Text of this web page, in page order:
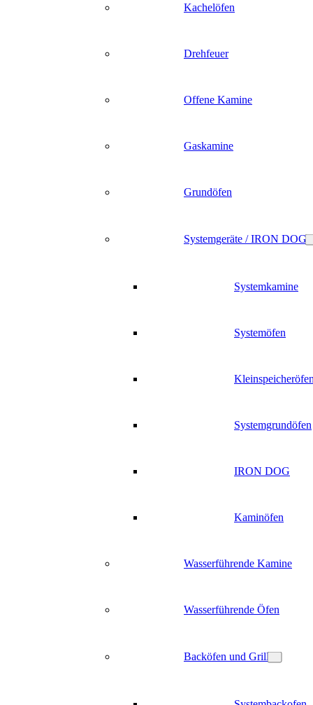
Kachelöfen
Drehfeuer
Offene Kamine
Gaskamine
Grundöfen
Systemgeräte / IRON DOG
Systemkamine
Systemöfen
Systemgrundöfen
IRON DOG
Kaminöfen
Wasserführende Kamine
Wasserführende Öfen
Backöfen und Grill